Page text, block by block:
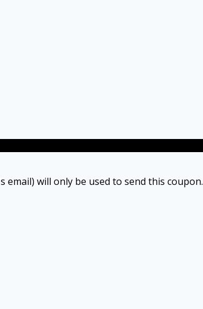
will only be used to send this coupon.